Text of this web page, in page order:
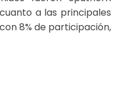
a las principales
8% de participación,